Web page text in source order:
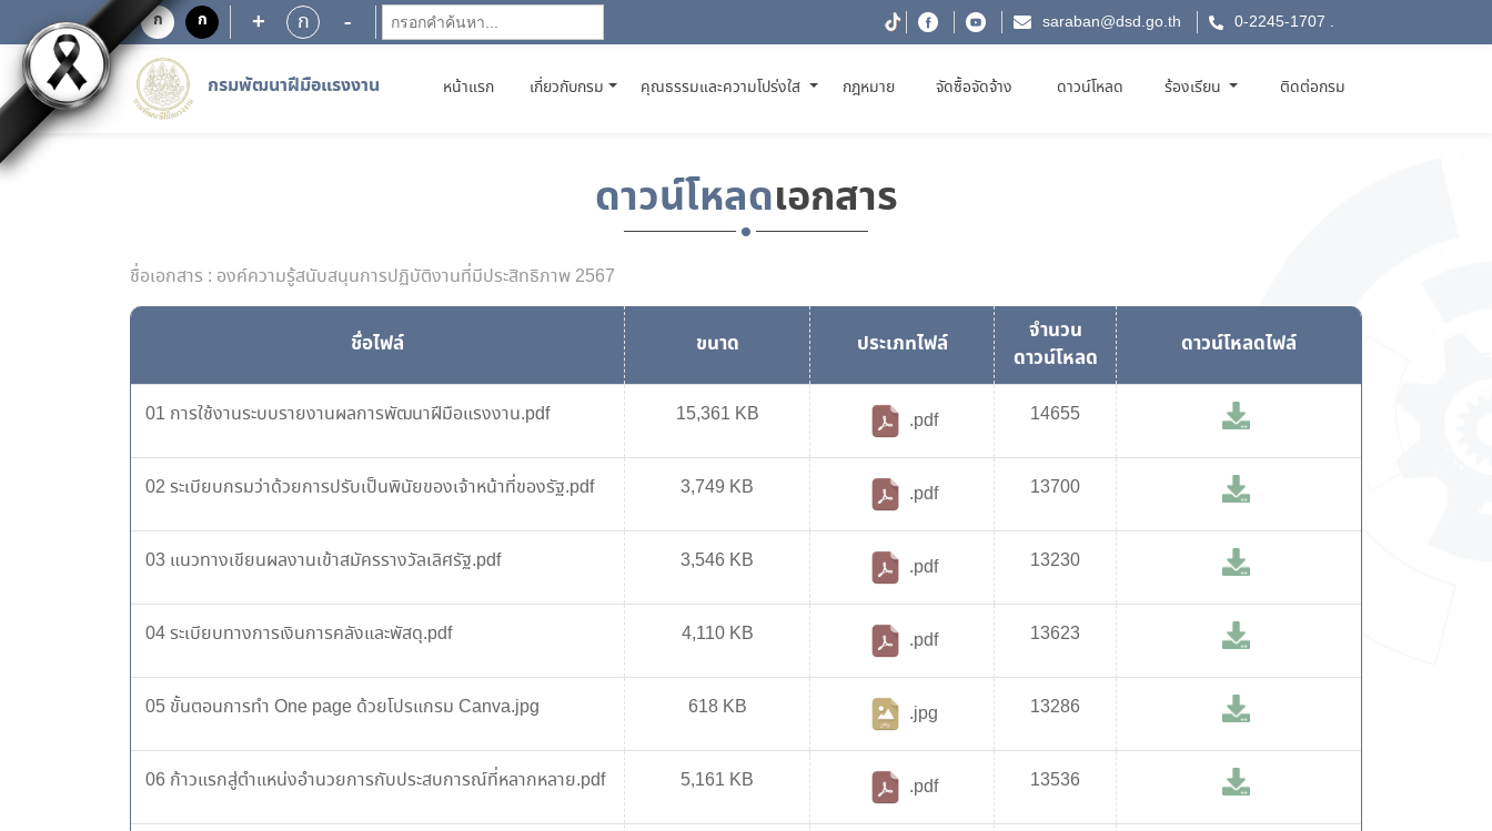
ก ก + ก - saraban@dsd.go.th 0-2245-1707 .
กรมพัฒนาฝีมือแรงงาน หน้าแรก(CURRENT)
เกี่ยวกับกรม คุณธรรมและความโปร่งใส กฎหมาย จัดซื้อจัดจ้าง ดาวน์โหลด ร้องเรียน ติดต่อกรม
ดาวน์โหลดเอกสาร
ชื่อเอกสาร : องค์ความรู้สนับสนุนการปฏิบัติงานที่มีประสิทธิภาพ 2567
ชื่อไฟล์ ขนาด ประเภทไฟล์
จำนวน
ดาวน์โหลด
ดาวน์โหลดไฟล์
01 การใช้งานระบบรายงานผลการพัฒนาฝีมือแรงงาน.pdf 15,361 KB .pdf 14655
02 ระเบียบกรมว่าด้วยการปรับเป็นพินัยของเจ้าหน้าที่ของรัฐ.pdf 3,749 KB .pdf 13700
03 แนวทางเขียนผลงานเข้าสมัครรางวัลเลิศรัฐ.pdf 3,546 KB .pdf 13230
04 ระเบียบทางการเงินการคลังและพัสดุ.pdf 4,110 KB .pdf 13623
05 ขั้นตอนการทำ One page ด้วยโปรแกรม Canva.jpg 618 KB .jpg 13286
06 ก้าวแรกสู่ตำแหน่งอำนวยการกับประสบการณ์ที่หลากหลาย.pdf 5,161 KB .pdf 13536